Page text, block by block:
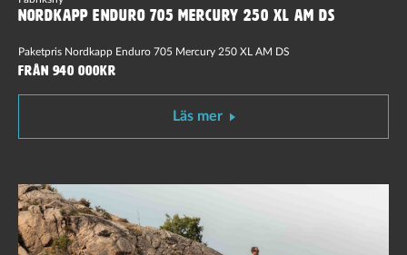
Nordkapp Enduro 705 Mercury 250 XL AM DS
Paketpris Nordkapp Enduro 705 Mercury 250 XL AM DS
Från 940 000kr
Läs mer